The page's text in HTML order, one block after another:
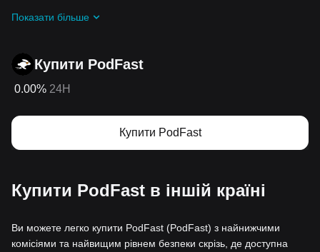
Показати більше
Купити PodFast
0.00% 24H
Купити PodFast
Купити PodFast в іншій країні
Ви можете легко купити PodFast (PodFast) з найнижчими
комісіями та найвищим рівнем безпеки скрізь, де доступна